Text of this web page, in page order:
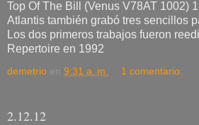
Top Of The Bill (Venus V78AT 1002)
Atlantis también grabó tres sencillos
Los dos primeros trabajos fueron
Repertoire en 1992
demetrio en 9:31 a. m. 1 comentario:
2.12.12